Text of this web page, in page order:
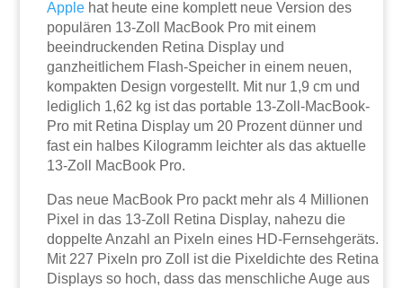
Apple hat heute eine komplett neue Version des
populären 13-Zoll MacBook Pro mit einem
beeindruckenden Retina Display und
ganzheitlichem Flash-Speicher in einem neuen,
kompakten Design vorgestellt. Mit nur 1,9 cm und
lediglich 1,62 kg ist das portable 13-Zoll-MacBook-
Pro mit Retina Display um 20 Prozent dünner und
fast ein halbes Kilogramm leichter als das aktuelle
13-Zoll MacBook Pro.
Das neue MacBook Pro packt mehr als 4 Millionen
Pixel in das 13-Zoll Retina Display, nahezu die
doppelte Anzahl an Pixeln eines HD-Fernsehgeräts.
Mit 227 Pixeln pro Zoll ist die Pixeldichte des Retina
Displays so hoch, dass das menschliche Auge aus